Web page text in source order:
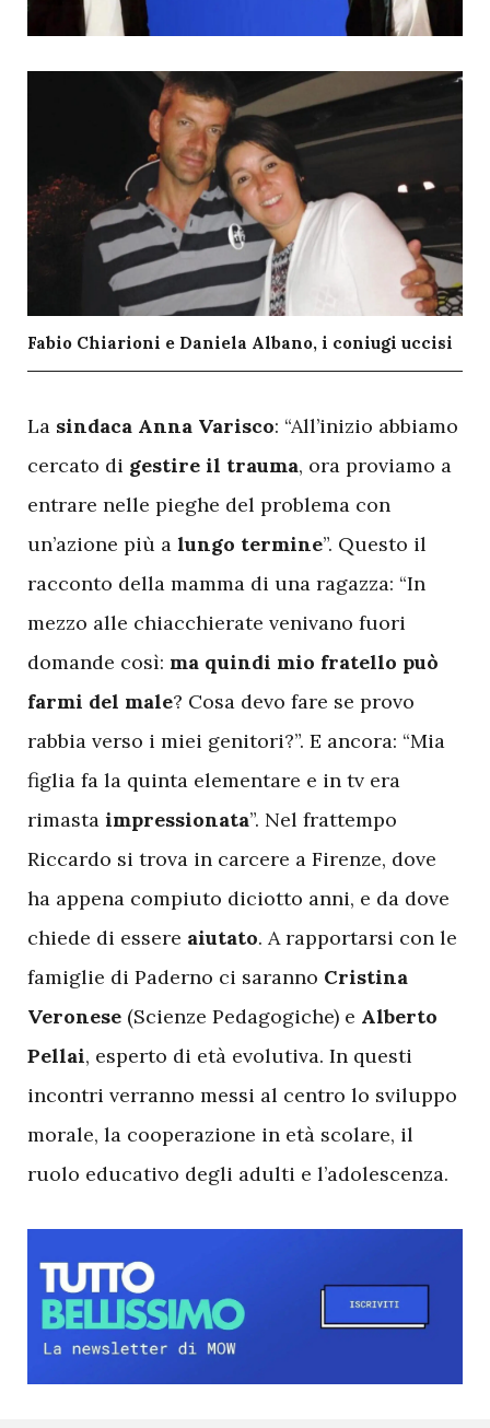
Fabio Chiarioni e Daniela Albano, i coniugi uccisi
La sindaca Anna Varisco: “All’inizio abbiamo
cercato di gestire il trauma, ora proviamo a
entrare nelle pieghe del problema con
un’azione più a lungo termine”. Questo il
racconto della mamma di una ragazza: “In
mezzo alle chiacchierate venivano fuori
domande così: ma quindi mio fratello può
farmi del male? Cosa devo fare se provo
rabbia verso i miei genitori?”. E ancora: “Mia
figlia fa la quinta elementare e in tv era
rimasta impressionata”. Nel frattempo
Riccardo si trova in carcere a Firenze, dove
ha appena compiuto diciotto anni, e da dove
chiede di essere aiutato. A rapportarsi con le
famiglie di Paderno ci saranno Cristina
Veronese (Scienze Pedagogiche) e Alberto
Pellai, esperto di età evolutiva. In questi
incontri verranno messi al centro lo sviluppo
morale, la cooperazione in età scolare, il
ruolo educativo degli adulti e l’adolescenza.